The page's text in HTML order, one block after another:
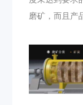
磨矿，而且产